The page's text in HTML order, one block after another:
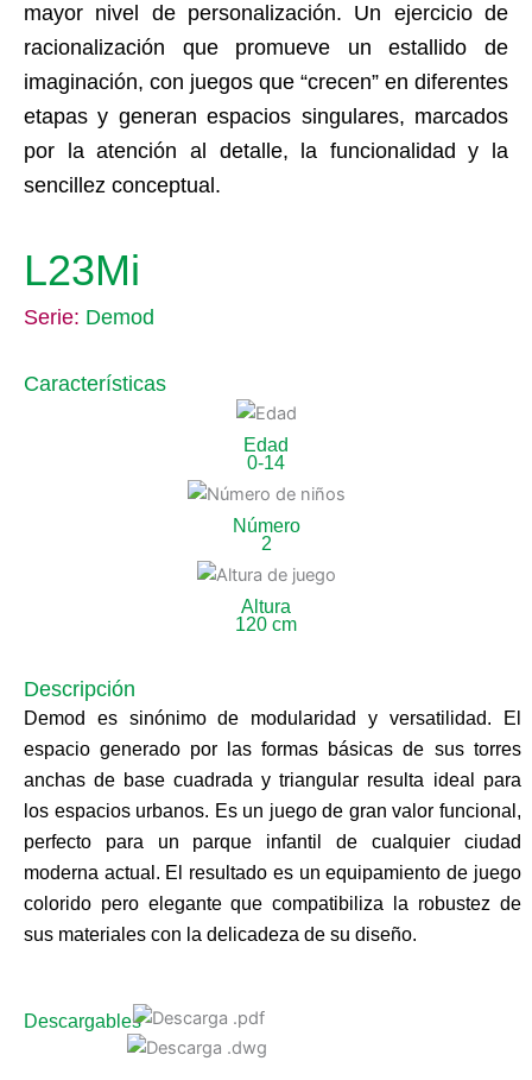
mayor nivel de personalización. Un ejercicio de
racionalización que promueve un estallido de
imaginación, con juegos que “crecen” en diferentes
etapas y generan espacios singulares, marcados
por la atención al detalle, la funcionalidad y la
sencillez conceptual.
L23Mi
Serie: Demod
Características
Edad
0-14
Número
2
Altura
120 cm
Descripción
Demod es sinónimo de modularidad y versatilidad. El
espacio generado por las formas básicas de sus torres
anchas de base cuadrada y triangular resulta ideal para
los espacios urbanos. Es un juego de gran valor funcional,
perfecto para un parque infantil de cualquier ciudad
moderna actual. El resultado es un equipamiento de juego
colorido pero elegante que compatibiliza la robustez de
sus materiales con la delicadeza de su diseño.
Descargables